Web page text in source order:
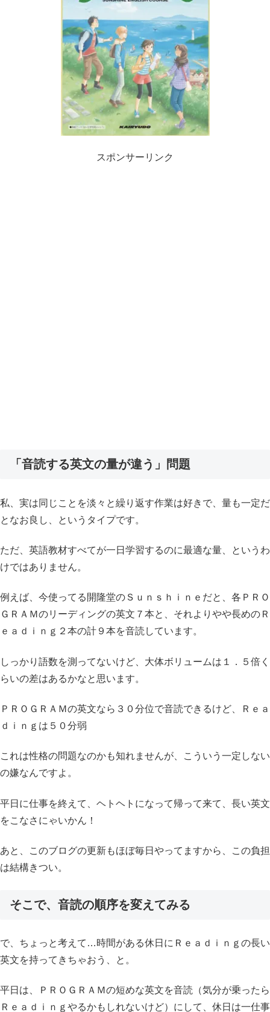
スポンサーリンク
「音読する英文の量が違う」問題
私、実は同じことを淡々と繰り返す作業は好きで、量も一定だ
となお良し、というタイプです。
ただ、英語教材すべてが一日学習するのに最適な量、というわ
けではありません。
例えば、今使ってる開隆堂のＳｕｎｓｈｉｎｅだと、各ＰＲＯ
ＧＲＡＭのリーディングの英文７本と、それよりやや長めのＲ
ｅａｄｉｎｇ２本の計９本を音読しています。
しっかり語数を測ってないけど、大体ボリュームは１．５倍く
らいの差はあるかなと思います。
ＰＲＯＧＲＡＭの英文なら３０分位で音読できるけど、Ｒｅａ
ｄｉｎｇは５０分弱
これは性格の問題なのかも知れませんが、こういう一定しない
の嫌なんですよ。
平日に仕事を終えて、ヘトヘトになって帰って来て、長い英文
をこなさにゃいかん！
あと、このブログの更新もほぼ毎日やってますから、この負担
は結構きつい。
そこで、音読の順序を変えてみる
で、ちょっと考えて…時間がある休日にＲｅａｄｉｎｇの長い
英文を持ってきちゃおう、と。
平日は、ＰＲＯＧＲＡＭの短めな英文を音読（気分が乗ったら
Ｒｅａｄｉｎｇやるかもしれないけど）にして、休日は一仕事